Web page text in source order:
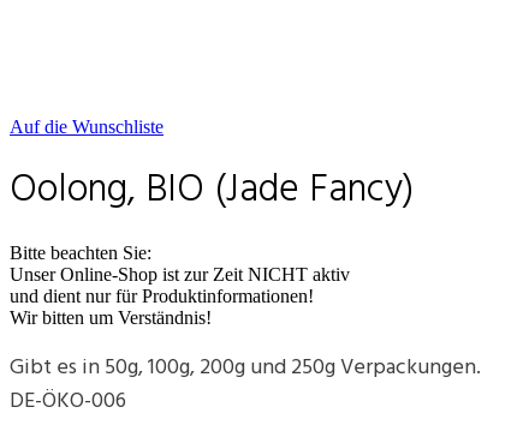
Auf die Wunschliste
Oolong, BIO (Jade Fancy)
Bitte beachten Sie:
Unser Online-Shop ist zur Zeit NICHT aktiv
und dient nur für Produktinformationen!
Wir bitten um Verständnis!
Gibt es in 50g, 100g, 200g und 250g Verpackungen.
DE-ÖKO-006